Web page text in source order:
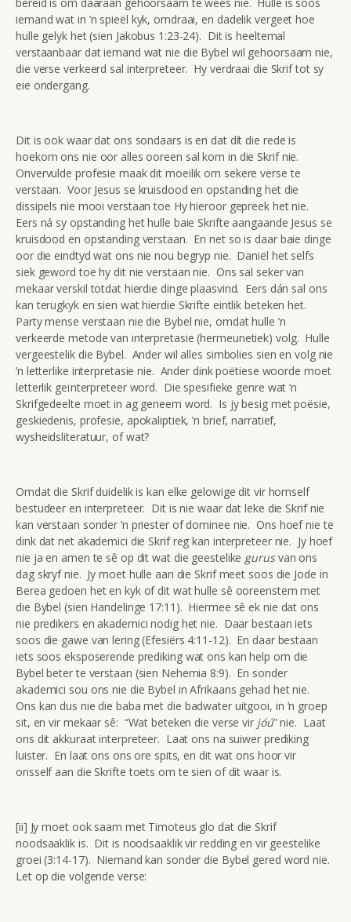
iemand wat in ’n spieël kyk, omdraai, en dadelik vergeet hoe
hulle gelyk het (sien Jakobus 1:23-24). Dit is heeltemal
verstaanbaar dat iemand wat nie die Bybel wil gehoorsaam nie,
die verse verkeerd sal interpreteer. Hy verdraai die Skrif tot sy
eie ondergang.
Dit is ook waar dat ons sondaars is en dat dít die rede is
hoekom ons nie oor alles ooreen sal kom in die Skrif nie.
Onvervulde profesie maak dit moeilik om sekere verse te
verstaan. Voor Jesus se kruisdood en opstanding het die
dissipels nie mooi verstaan toe Hy hieroor gepreek het nie.
Eers ná sy opstanding het hulle baie Skrifte aangaande Jesus se
kruisdood en opstanding verstaan. En net so is daar baie dinge
oor die eindtyd wat ons nie nou begryp nie. Daniël het selfs
siek geword toe hy dit nie verstaan nie. Ons sal seker van
mekaar verskil totdat hierdie dinge plaasvind. Eers dán sal ons
kan terugkyk en sien wat hierdie Skrifte eintlik beteken het.
Party mense verstaan nie die Bybel nie, omdat hulle ’n
verkeerde metode van interpretasie (hermeunetiek) volg. Hulle
vergeestelik die Bybel. Ander wil alles simbolies sien en volg nie
’n letterlike interpretasie nie. Ander dink poëtiese woorde moet
letterlik geïnterpreteer word. Die spesifieke genre wat ’n
Skrifgedeelte moet in ag geneem word. Is jy besig met poësie,
geskiedenis, profesie, apokaliptiek, ’n brief, narratief,
wysheidsliteratuur, of wat?
Omdat die Skrif duidelik is kan elke gelowige dit vir homself
bestudeer en interpreteer. Dit is nie waar dat leke die Skrif nie
kan verstaan sonder ’n priester of dominee nie. Ons hoef nie te
dink dat net akademici die Skrif reg kan interpreteer nie. Jy hoef
nie ja en amen te sê op dit wat die geestelike gurusvan ons
dag skryf nie. Jy moet hulle aan die Skrif meet soos die Jode in
Berea gedoen het en kyk of dit wat hulle sê ooreenstem met
die Bybel (sien Handelinge 17:11). Hiermee sê ek nie dat ons
nie predikers en akademici nodig het nie. Daar bestaan iets
soos die gawe van lering (Efesiërs 4:11-12). En daar bestaan
iets soos eksposerende prediking wat ons kan help om die
Bybel beter te verstaan (sien Nehemia 8:9). En sonder
akademici sou ons nie die Bybel in Afrikaans gehad het nie.
Ons kan dus nie die baba met die badwater uitgooi, in ’n groep
sit, en vir mekaar sê: “Wat beteken die verse vir jóú” nie. Laat
ons dit akkuraat interpreteer. Laat ons na suiwer prediking
luister. En laat ons ons ore spits, en dit wat ons hoor vir
onsself aan die Skrifte toets om te sien of dit waar is.
[ii] Jy moet ook saam met Timoteus glo dat die Skrif
noodsaaklik is. Dit is noodsaaklik vir redding en vir geestelike
groei (3:14-17). Niemand kan sonder die Bybel gered word nie.
Let op die volgende verse: